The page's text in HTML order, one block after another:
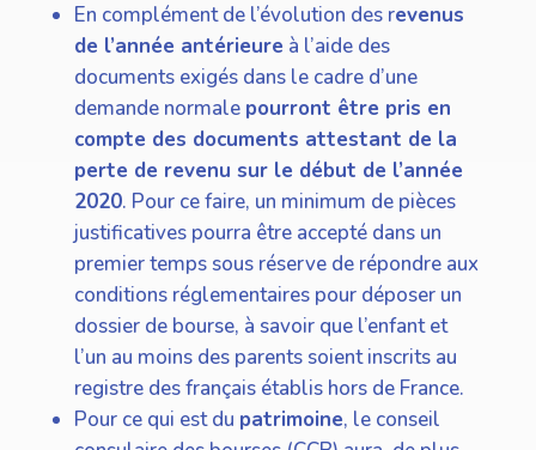
En complément de l’évolution des revenus
de l’année antérieure à l’aide des
documents exigés dans le cadre d’une
demande normale pourront être pris en
compte des documents attestant de la
perte de revenu sur le début de l’année
2020. Pour ce faire, un minimum de pièces
justificatives pourra être accepté dans un
premier temps sous réserve de répondre aux
conditions réglementaires pour déposer un
dossier de bourse, à savoir que l’enfant et
l’un au moins des parents soient inscrits au
registre des français établis hors de France.
Pour ce qui est du patrimoine, le conseil